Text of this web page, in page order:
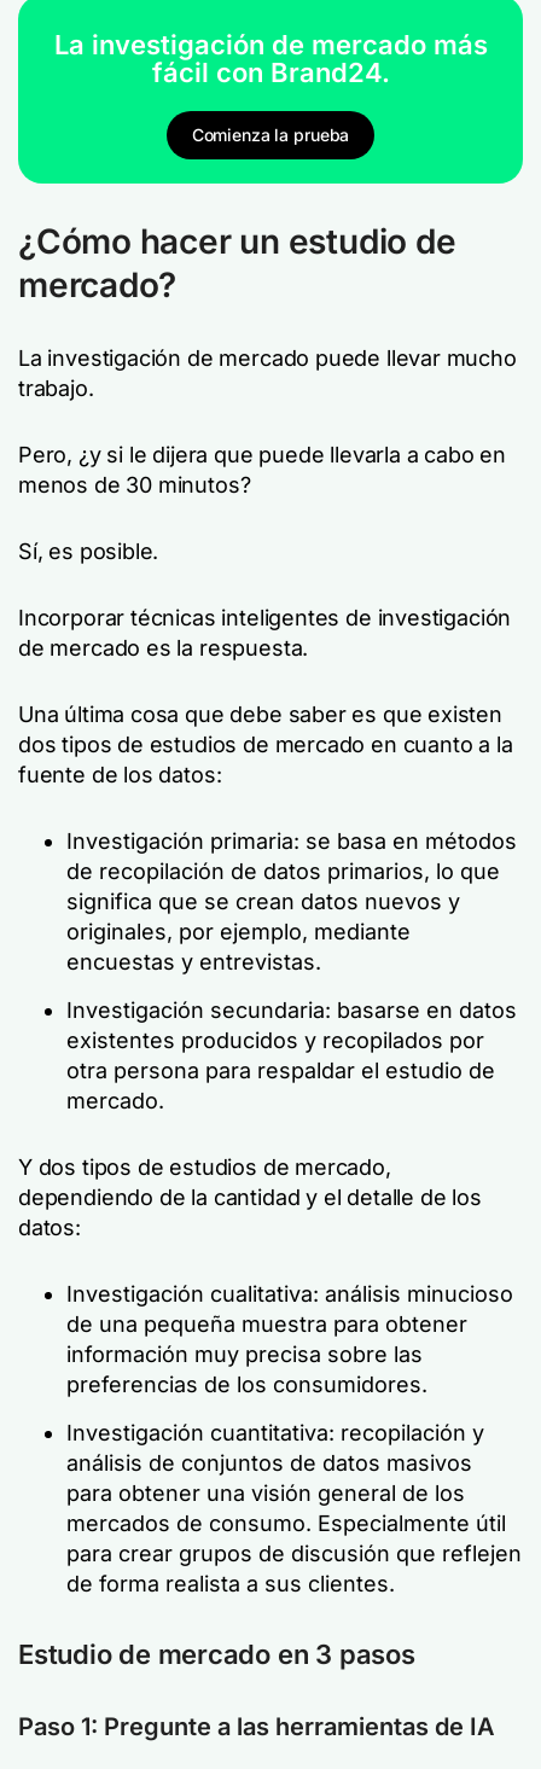
La investigación de mercado más
fácil con Brand24.
Comienza la prueba
¿Cómo hacer un estudio de
mercado?
La investigación de mercado puede llevar mucho
trabajo.
Pero, ¿y si le dijera que puede llevarla a cabo en
menos de 30 minutos?
Sí, es posible.
Incorporar técnicas inteligentes de investigación
de mercado es la respuesta.
Una última cosa que debe saber es que existen
dos tipos de estudios de mercado en cuanto a la
fuente de los datos:
Investigación primaria: se basa en métodos
de recopilación de datos primarios, lo que
significa que se crean datos nuevos y
originales, por ejemplo, mediante
encuestas y entrevistas.
Investigación secundaria: basarse en datos
existentes producidos y recopilados por
otra persona para respaldar el estudio de
mercado.
Y dos tipos de estudios de mercado,
dependiendo de la cantidad y el detalle de los
datos:
Investigación cualitativa: análisis minucioso
de una pequeña muestra para obtener
información muy precisa sobre las
preferencias de los consumidores.
Investigación cuantitativa: recopilación y
análisis de conjuntos de datos masivos
para obtener una visión general de los
mercados de consumo. Especialmente útil
para crear grupos de discusión que reflejen
de forma realista a sus clientes.
Estudio de mercado en 3 pasos
Paso 1: Pregunte a las herramientas de IA